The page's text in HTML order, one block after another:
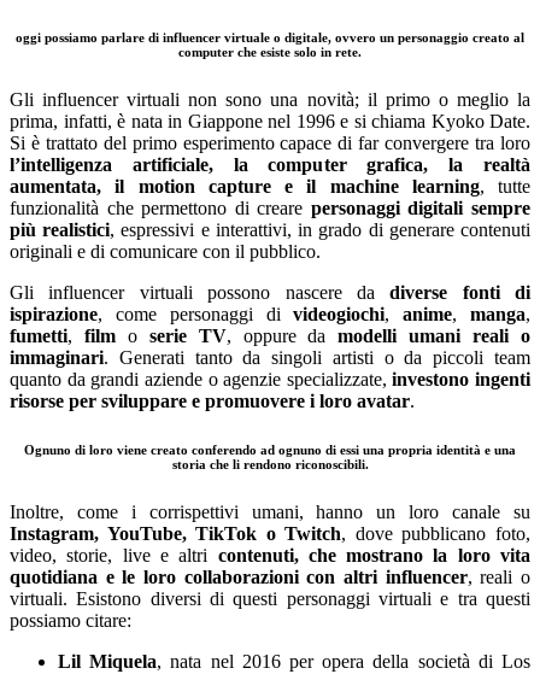
oggi possiamo parlare di influencer virtuale o digitale, ovvero un personaggio creato al
computer che esiste solo in rete.
Gli influencer virtuali non sono una novità; il primo o meglio la
prima, infatti, è nata in Giappone nel 1996 e si chiama Kyoko Date.
Si è trattato del primo esperimento capace di far convergere tra loro
l’intelligenza artificiale, la computer grafica, la realtà
aumentata, il motion capture e il machine learning, tutte
funzionalità che permettono di creare personaggi digitali sempre
più realistici, espressivi e interattivi, in grado di generare contenuti
originali e di comunicare con il pubblico.
Gli influencer virtuali possono nascere dadiverse fonti di
ispirazione, come personaggi divideogiochi,anime,manga,
fumetti, filmo serie TV, oppure damodelli umani reali o
immaginari. Generati tanto da singoli artisti o da piccoli team
quanto da grandi aziende o agenzie specializzate,investono ingenti
risorse per sviluppare e promuovere i loro avatar.
Ognuno di loro viene creato conferendo ad ognuno di essi una propria identità e una
storia che li rendono riconoscibili.
Inoltre, come i corrispettivi umani, hanno un loro canale su
Instagram, YouTube, TikTok o Twitch, dove pubblicano foto,
video, storie, live e altri contenuti, che mostrano la loro vita
quotidiana e le loro collaborazioni con altri influencer, reali o
virtuali. Esistono diversi di questi personaggi virtuali e tra questi
possiamo citare:
Lil Miquela, nata nel 2016 per opera della società di Los